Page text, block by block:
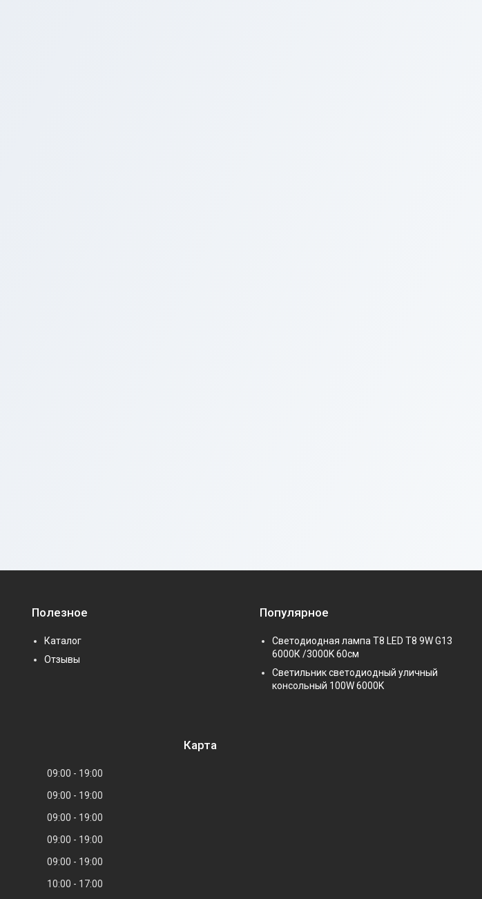
Полезное
Каталог
Отзывы
Популярное
Светодиодная лампа Т8 LED T8 9W G13
6000К /3000K 60см
Светильник светодиодный уличный
консольный 100W 6000K
09:00
19:00
09:00
19:00
09:00
19:00
09:00
19:00
09:00
19:00
10:00 17:00
Карта